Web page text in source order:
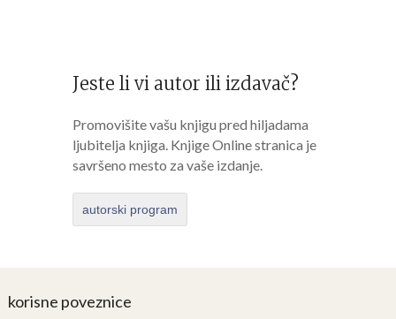
Jeste li vi autor ili izdavač?
Promovišite vašu knjigu pred hiljadama
ljubitelja knjiga. Knjige Online stranica je
savršeno mesto za vaše izdanje.
autorski program
korisne poveznice